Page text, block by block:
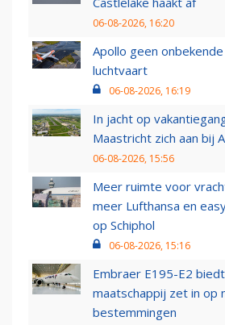
06-08-2026, 16:20
Apollo geen
luchtvaart
06-08-2026, 16:19
In jacht op
Maastricht zich aan bij
06-08-2026, 15:56
Meer ruimte voor
meer Lufthansa en
op Schiphol
06-08-2026, 15:16
Embraer E195-E2
maatschappij zet in op
bestemmingen